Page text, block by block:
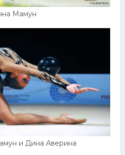
Мамун
и Дина Аверина